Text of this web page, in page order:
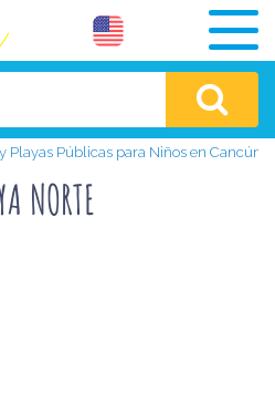
Playas Públicas para Niños en Cancún
NORTE